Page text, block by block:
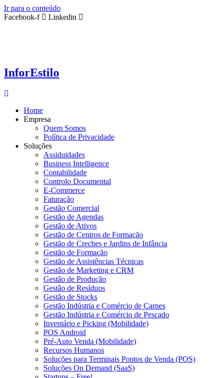
Ir para o conteúdo
Facebook-f
Linkedin
InforEstilo
Home
Empresa
Quem Somos
Política de Privacidade
Soluções
Assiduidades
Business Intelligence
Contabilidade
Controlo Documental
E-Commerce
Faturação
Gestão Comercial
Gestão de Agendas
Gestão de Ativos
Gestão de Centros de Formação
Gestão de Creches e Jardins de Infância
Gestão de Formação
Gestão de Assistências Técnicas
Gestão de Marketing e CRM
Gestão de Produção
Gestão de Resíduos
Gestão de Stocks
Gestão Indústria e Comércio de Carnes
Gestão Indústria e Comércio de Pescado
Inventário e Picking (Mobilidade)
POS Android
Pré-Auto Venda (Mobilidade)
Recursos Humanos
Soluções para Terminais Pontos de Venda (POS)
Soluções On Demand (SaaS)